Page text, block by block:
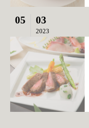
05 03
2023